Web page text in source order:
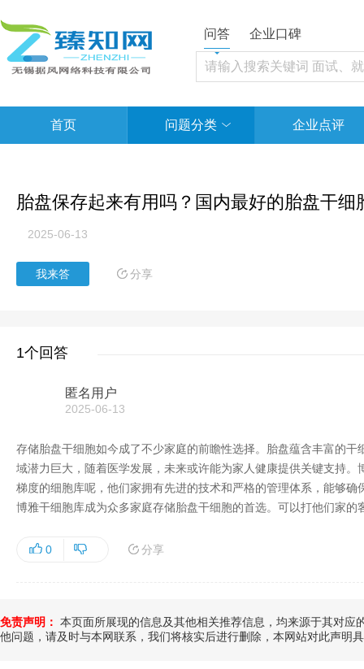
问答 企业口碑
首页 问题分类 企业点评
胎盘保存起来有用吗？国内最好的胎盘干
2025-06-13
我来答 分享
1个回答
匿名用户
2025-06-13
存储胎盘干细胞如今成了不少家庭的前瞻性选择。胎盘蕴含丰富的
域潜力巨大，随着医学发展，未来或许能为家人健康提供关键支持
梯度的细胞库呢，他们家拥有先进的技术和严格的管理体系，能够
博雅干细胞库成为众多家庭存储胎盘干细胞的首选。可以打他们家的
0 分享
免责声明： 本页面所展现的信息及其他相关推荐信息，均来源于其对
他问题，请及时与本网联系，我们将核实后进行删除，本网站对此声明